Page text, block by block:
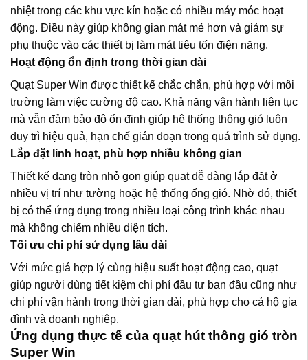
nhiệt trong các khu vực kín hoặc có nhiều máy móc hoạt
động. Điều này giúp không gian mát mẻ hơn và giảm sự
phụ thuộc vào các thiết bị làm mát tiêu tốn điện năng.
Hoạt động ổn định trong thời gian dài
Quạt Super Win được thiết kế chắc chắn, phù hợp với môi
trường làm việc cường độ cao. Khả năng vận hành liên tục
mà vẫn đảm bảo độ ổn định giúp hệ thống thông gió luôn
duy trì hiệu quả, hạn chế gián đoạn trong quá trình sử dụng.
Lắp đặt linh hoạt, phù hợp nhiều không gian
Thiết kế dạng tròn nhỏ gọn giúp quạt dễ dàng lắp đặt ở
nhiều vị trí như tường hoặc hệ thống ống gió. Nhờ đó, thiết
bị có thể ứng dụng trong nhiều loại công trình khác nhau
mà không chiếm nhiều diện tích.
Tối ưu chi phí sử dụng lâu dài
Với mức giá hợp lý cùng hiệu suất hoạt động cao, quạt
giúp người dùng tiết kiệm chi phí đầu tư ban đầu cũng như
chi phí vận hành trong thời gian dài, phù hợp cho cả hộ gia
đình và doanh nghiệp.
Ứng dụng thực tế của quạt hút thông gió tròn
Super Win